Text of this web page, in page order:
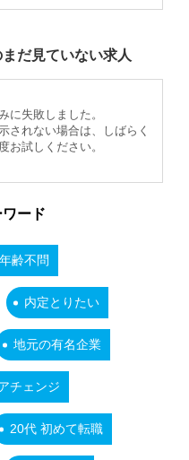
だ見ていない求人
に失敗しました。
されない場合は、しばらく
お試しください。
ード
年齢不問
内定とりたい
地元の有名企業
チェンジ
20代 初めて転職